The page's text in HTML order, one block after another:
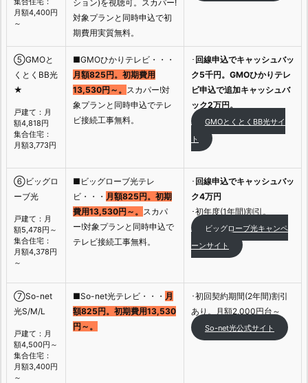
月額4,400円
～
ション)を視聴可。スカパー!
対象プランと同時申込で初
期費用実質無料。
⑤GMOと
くとくBB光
★
戸建て：月
額4,818円
集合住宅：
月額3,773円
■GMOひかりテレビ・・・
月額825円。初期費用
13,530円～。
スカパー!対
象プランと同時申込でテレ
ビ接続工事無料。
･ 回線申込でキャッシュバッ
ク5千円。GMOひかりテレ
ビ申込で追加キャッシュバ
ック2万円。
GMOとくとくBB光サイ
ト
⑥ビッグロ
ーブ光
戸建て：月
額5,478円～
集合住宅：
月額4,378円
～
■ビッグローブ光テレ
ビ・・・ 月額825円。初期
費用13,530円～。
スカパ
ー!対象プランと同時申込で
テレビ接続工事無料。
･ 回線申込でキャッシュバッ
ク4万円
･初年度(1年間)割引。
ビッグローブ光キャンペ
ーンサイト
⑦So-net
光S/M/L
戸建て：月
額4,500円～
集合住宅：
月額3,400円
～
■So-net光テレビ・・・ 月
額825円。初期費用13,530
円～。
･初回契約期間(2年間)割引
あり。月額2,000円台～
So-net光公式サイト